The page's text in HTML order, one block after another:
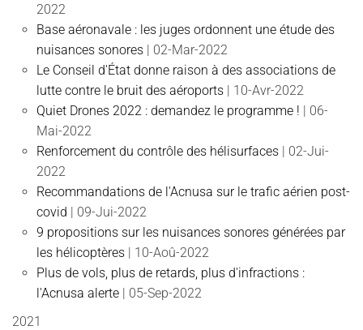
2022
Base aéronavale : les juges ordonnent une étude des
nuisances sonores | 02-Mar-2022
Le Conseil d'État donne raison à des associations de
lutte contre le bruit des aéroports | 10-Avr-2022
Quiet Drones 2022 : demandez le programme ! | 06-
Mai-2022
Renforcement du contrôle des hélisurfaces | 02-Jui-
2022
Recommandations de l'Acnusa sur le trafic aérien post-
covid | 09-Jui-2022
9 propositions sur les nuisances sonores générées par
les hélicoptères | 10-Aoû-2022
Plus de vols, plus de retards, plus d'infractions :
l'Acnusa alerte | 05-Sep-2022
2021